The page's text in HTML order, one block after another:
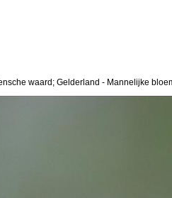
waard; Gelderland - Mannelijke